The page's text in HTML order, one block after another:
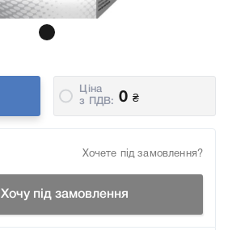
Ціна
з ПДВ:
0 ₴
Хочете під замовлення?
Хочу під замовлення